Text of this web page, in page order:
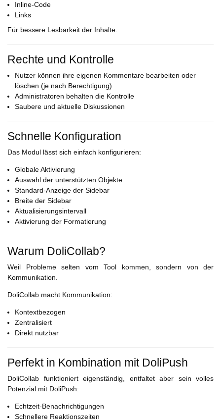
Inline-Code
Links
Für bessere Lesbarkeit der Inhalte.
Rechte und Kontrolle
Nutzer können ihre eigenen Kommentare bearbeiten oder
löschen (je nach Berechtigung)
Administratoren behalten die Kontrolle
Saubere und aktuelle Diskussionen
Schnelle Konfiguration
Das Modul lässt sich einfach konfigurieren:
Globale Aktivierung
Auswahl der unterstützten Objekte
Standard-Anzeige der Sidebar
Breite der Sidebar
Aktualisierungsintervall
Aktivierung der Formatierung
Warum DoliCollab?
Weil Probleme selten vom Tool kommen, sondern von der
Kommunikation.
DoliCollab macht Kommunikation:
Kontextbezogen
Zentralisiert
Direkt nutzbar
Perfekt in Kombination mit DoliPush
DoliCollab funktioniert eigenständig, entfaltet aber sein volles
Potenzial mit DoliPush:
Echtzeit-Benachrichtigungen
Schnellere Reaktionszeiten